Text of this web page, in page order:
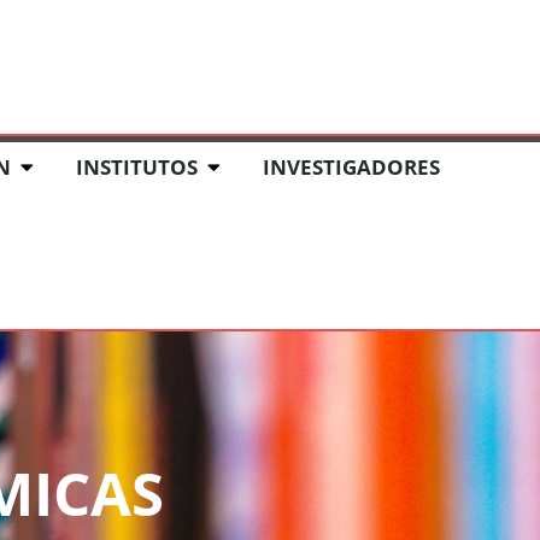
INSTITUTOS INVESTIGADORES